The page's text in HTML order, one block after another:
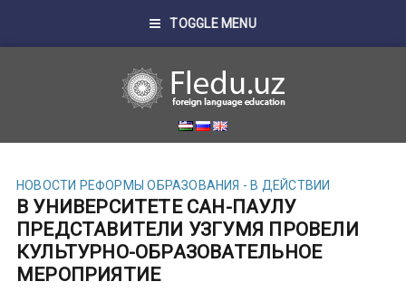
TOGGLE MENU
НОВОСТИ РЕФОРМЫ ОБРАЗОВАНИЯ - В ДЕЙСТВИИ
В УНИВЕРСИТЕТЕ САН-ПАУЛУ
ПРЕДСТАВИТЕЛИ УЗГУМЯ ПРОВЕЛИ
КУЛЬТУРНО-ОБРАЗОВАТЕЛЬНОЕ
МЕРОПРИЯТИЕ